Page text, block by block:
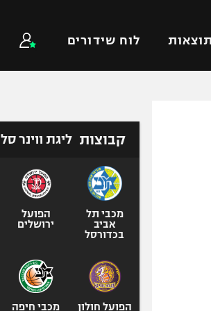
תוצאות לוח שידורים
טניס
כדורעף
ג'ודו
ספורט אולימפי
קבוצות ליגת ווינר סל
מכבי תל
אביב
בכדורסל
הפועל
ירושלים
הפועל חולון
מכבי חיפה